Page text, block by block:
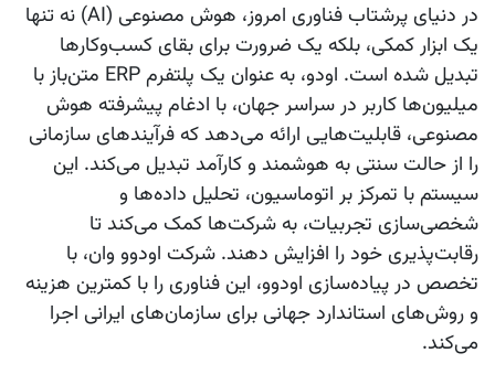
در دنیای پرشتاب فناوری امروز، هوش مصنوعی (AI) نه تنها
یک ابزار کمکی، بلکه یک ضرورت برای بقای کسب‌وکارها
تبدیل شده است. اودو
، به عنوان یک پلتفرم ERP متن‌باز با
میلیون‌ها کاربر در سراسر جهان، با ادغام پیشرفته هوش
مصنوعی، قابلیت‌هایی ارائه می‌دهد که فرآیندهای سازمانی
را از حالت سنتی به هوشمند و کارآمد تبدیل می‌کند. این
سیستم با تمرکز بر اتوماسیون، تحلیل داده‌ها و
شخصی‌سازی تجربیات، به شرکت‌ها کمک می‌کند تا
رقابت‌پذیری خود را افزایش دهند. شرکت اودوو وان، با
تخصص در پیاده‌سازی اودوو، این فناوری را با کمترین هزینه
و روش‌های استاندارد جهانی برای سازمان‌های ایرانی اجرا
می‌کند.